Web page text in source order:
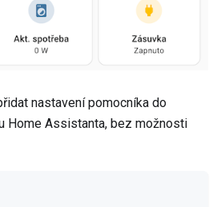
nastavení pomocníka do
Home Assistanta, bez možnosti